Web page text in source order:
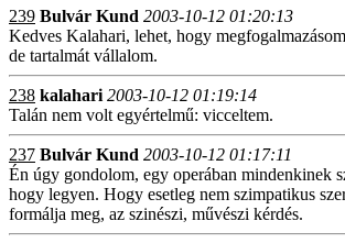
239 Bulvár Kund 2003-10-12 01:20:13
Kedves Kalahari, lehet, hogy
de tartalmát vállalom.
238 kalahari 2003-10-12 01:19:14
Talán nem volt egyértelmű: vicceltem.
237 Bulvár Kund 2003-10-12 01:17:11
Én úgy gondolom, egy operában mindenkinek
hogy legyen. Hogy esetleg nem szimpatikus
formálja meg, az szinészi, művészi kérdés.